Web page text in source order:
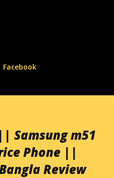
Facebook
|| Samsung m51
Phone ||
Review